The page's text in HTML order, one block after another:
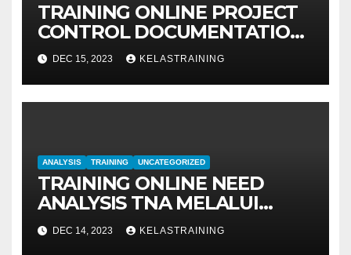
TRAINING ONLINE PROJECT
CONTROL DOCUMENTATION
MANAGEMENT
DEC 15, 2023 KELASTRAINING
ANALYSIS TRAINING UNCATEGORIZED
TRAINING ONLINE NEED
ANALYSIS TNA MELALUI
METODE IDENTIFIKASI DAN
EVALUASI
DEC 14, 2023 KELASTRAINING